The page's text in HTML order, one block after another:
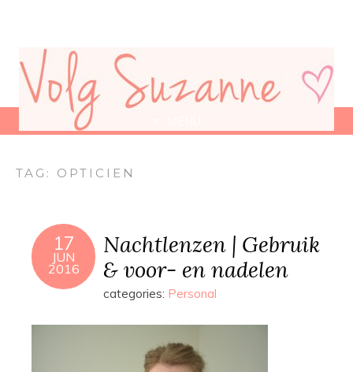
TAG: OPTICIEN
17
JUN
2016
Nachtlenzen | Gebruik
& voor- en nadelen
categories: Personal